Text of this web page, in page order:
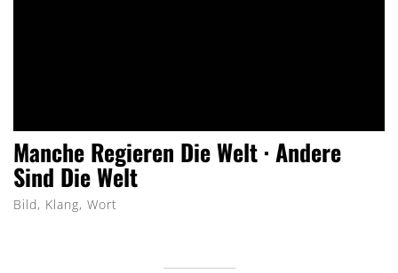
Manche Regieren Die Welt · Andere
Sind Die Welt
Bild, Klang, Wort